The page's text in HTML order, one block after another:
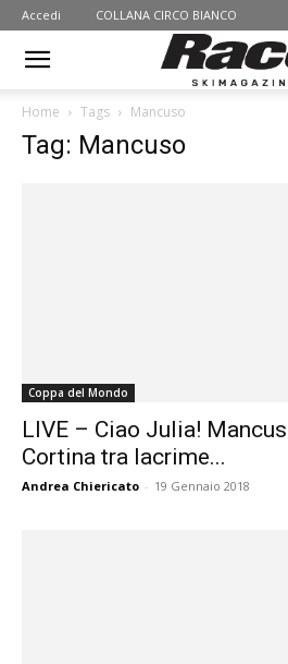
Accedi COLLANA CIRCO BIANCO
Home Tags Mancuso
Tag: Mancuso
Coppa del Mondo
LIVE – Ciao Julia!
Cortina tra lacrime...
Andrea Chiericato - 19 Gennaio 2018